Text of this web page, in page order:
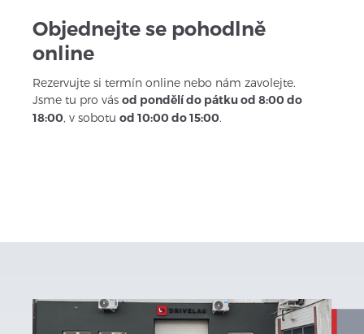
Objednejte se pohodlně
online
Rezervujte si termín online nebo nám zavolejte.
Jsme tu pro vás od pondělí do pátku od 8:00 do
18:00, v sobotu od 10:00 do 15:00.